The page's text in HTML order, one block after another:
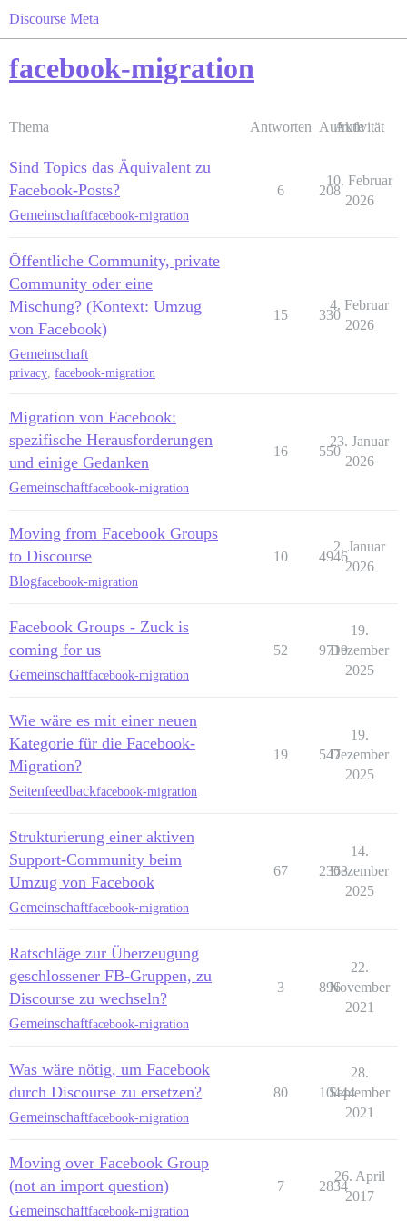
Discourse Meta
facebook-migration
Thema Antworten Aufrufe
Aktivität
Sind Topics das Äquivalent zu
Facebook-Posts?
Gemeinschaftfacebook-migration
6 208
10. Februar
2026
Öffentliche Community, private
Community oder eine
Mischung? (Kontext: Umzug
von Facebook)
Gemeinschaft
privacy, facebook-migration
15 330
4. Februar
2026
Migration von Facebook:
spezifische Herausforderungen
und einige Gedanken
Gemeinschaftfacebook-migration
16 550
23. Januar
2026
Moving from Facebook Groups
to Discourse
Blogfacebook-migration
10 4946
2. Januar
2026
Facebook Groups - Zuck is
coming for us
Gemeinschaftfacebook-migration
52 9719
19.
Dezember
2025
Wie wäre es mit einer neuen
Kategorie für die Facebook-
Migration?
Seitenfeedbackfacebook-migration
19 547
19.
Dezember
2025
Strukturierung einer aktiven
Support-Community beim
Umzug von Facebook
Gemeinschaftfacebook-migration
67 2363
14.
Dezember
2025
Ratschläge zur Überzeugung
geschlossener FB-Gruppen, zu
Discourse zu wechseln?
Gemeinschaftfacebook-migration
3 896
22.
November
2021
Was wäre nötig, um Facebook
durch Discourse zu ersetzen?
Gemeinschaftfacebook-migration
80 10444
28.
September
2021
Moving over Facebook Group
(not an import question)
Gemeinschaftfacebook-migration
7 2834
26. April
2017